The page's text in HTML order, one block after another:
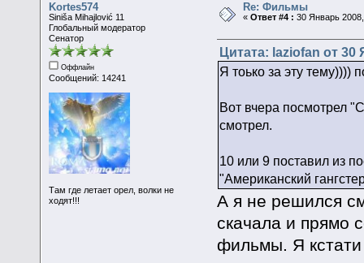
Kortes574
Siniša Mihajlović 11
Глобальный модератор
Сенатор
Оффлайн
Сообщений: 14241
Там где летает орел, волки не
ходят!!!
Re: Фильмы
«Ответ #4 : 30 Январь
Цитата: laziofan от 30
Я тоько за эту тему))))
Вот вчера посмотрел
смотрел.
10 или 9 поставил из
"Американский
А я не решился
скачала и прямо
фильмы. Я